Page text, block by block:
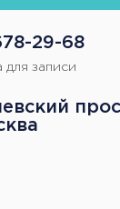
записи
29-68